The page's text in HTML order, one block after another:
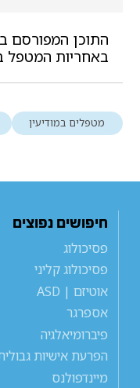
התוכן המפורסם
באחריות המטפל
מטפלים במודיעין
חיפושים נפוצים
פסיכולוג
פסיכולוג קליני
אוטיזם | ASD
אספרגר
פיברומיאלגיה
הפרעת אישיות
מיינדפולנס